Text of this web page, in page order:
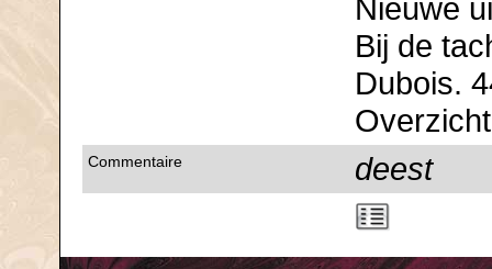
Nieuwe
Bij de
Dubois.
Commentaire deest